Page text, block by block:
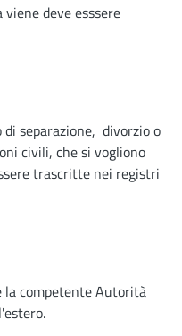
deve esssere
separazione, divorzio o
civili, che si vogliono
trascritte nei registri
competente Autorità